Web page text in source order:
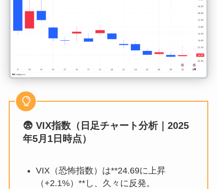
😨 VIX指数（日足チャート分析｜2025
年5月1日時点）
VIX（恐怖指数）は**24.69に上昇
（+2.1%）**し、久々に反発。